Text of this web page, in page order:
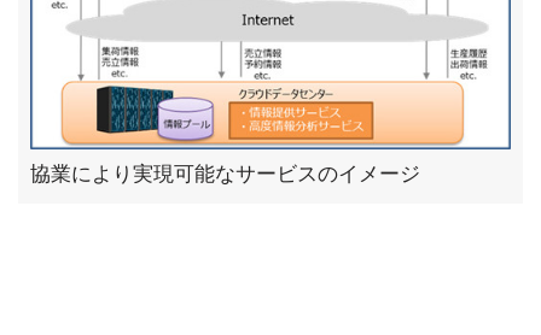
協業により実現可能なサービスのイメージ